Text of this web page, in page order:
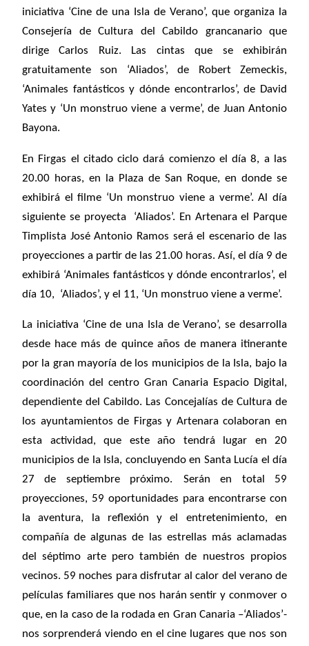
iniciativa ‘Cine de una Isla de Verano’, que organiza la
Consejería de Cultura del Cabildo grancanario que
dirige Carlos Ruiz. Las cintas que se exhibirán
gratuitamente son ‘Aliados’, de Robert Zemeckis,
‘Animales fantásticos y dónde encontrarlos’, de David
Yates y ‘Un monstruo viene a verme’, de Juan Antonio
Bayona.
En Firgas el citado ciclo dará comienzo el día 8, a las
20.00 horas, en la Plaza de San Roque, en donde se
exhibirá el filme ‘Un monstruo viene a verme’. Al día
siguiente se proyecta ‘Aliados’. En Artenara el Parque
Timplista José Antonio Ramos será el escenario de las
proyecciones a partir de las 21.00 horas. Así, el día 9 de
exhibirá ‘Animales fantásticos y dónde encontrarlos’, el
día 10, ‘Aliados’, y el 11, ‘Un monstruo viene a verme’.
La iniciativa ‘Cine de una Isla de Verano’, se desarrolla
desde hace más de quince años de manera itinerante
por la gran mayoría de los municipios de la Isla, bajo la
coordinación del centro Gran Canaria Espacio Digital,
dependiente del Cabildo. Las Concejalías de Cultura de
los ayuntamientos de Firgas y Artenara colaboran en
esta actividad, que este año tendrá lugar en 20
municipios de la Isla, concluyendo en Santa Lucía el día
27 de septiembre próximo.
Serán en total 59
proyecciones, 59 oportunidades para encontrarse con
la aventura, la reflexión y el entretenimiento, en
compañía de algunas de las estrellas más aclamadas
del séptimo arte pero también de nuestros propios
vecinos. 59 noches para disfrutar al calor del verano de
películas familiares que nos harán sentir y conmover o
que, en la caso de la rodada en Gran Canaria –‘Aliados’-
nos sorprenderá viendo en el cine lugares que nos son